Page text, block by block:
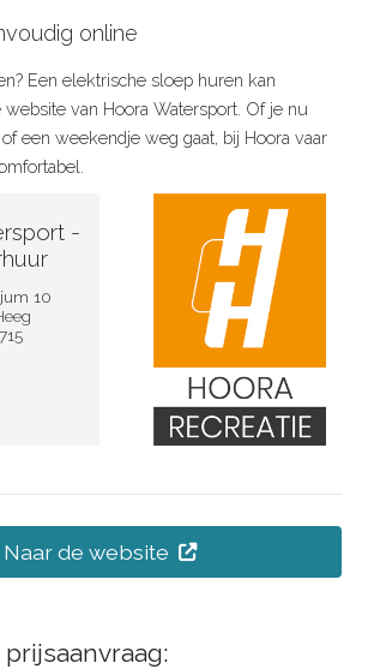
online
Een elektrische sloep huren kan
van Hoora Watersport. Of je nu
een weekendje weg gaat, bij Hoora vaar
-
10
Naar de website